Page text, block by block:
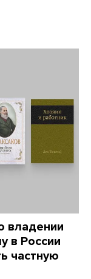
владении
в России
частную